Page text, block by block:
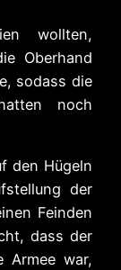
wollten,
Oberhand
sodass die
noch
den Hügeln
der
Feinden
dass der
Armee war,